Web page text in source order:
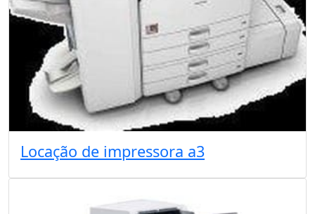
Locação de impressora a3